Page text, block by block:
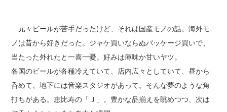
元々ビールが苦手だったけど、それは国産モノの話。海外モ
ノは昔から好きだった。ジャケ買いならぬパッケージ買いで、
当たった外れたと一喜一憂。好みは薄味か甘いヤツ。
各国のビールが各種冷えていて、店内広々としていて、昼から
呑めて、地下には音楽スタジオがあって。そんな夢のような角
打ちがある。恵比寿の「Ｊ」。豊かな品揃えを眺めつつ、次は